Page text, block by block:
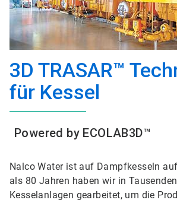
3D TRASAR™
für Kessel
Powered by ECOLAB3D™
Nalco Water ist auf Dampfkesseln
als 80 Jahren haben wir in
Kesselanlagen gearbeitet, um die